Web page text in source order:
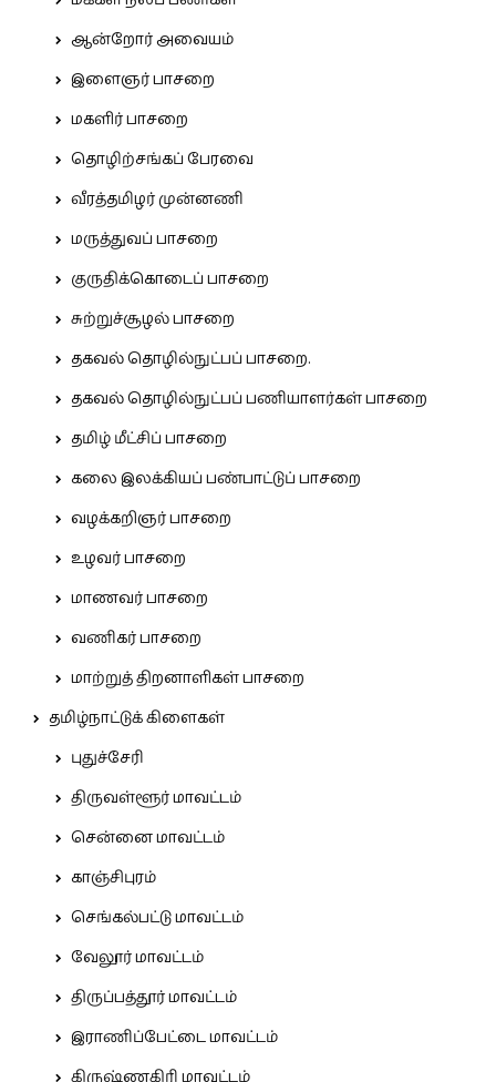
ஆன்றோர் அவையம்
இளைஞர் பாசறை
மகளிர் பாசறை
தொழிற்சங்கப் பேரவை
வீரத்தமிழர் முன்னணி
மருத்துவப் பாசறை
குருதிக்கொடைப் பாசறை
சுற்றுச்சூழல் பாசறை
தகவல் தொழில்நுட்பப் பாசறை.
தகவல் தொழில்நுட்பப் பணியாளர்கள் பாசறை
தமிழ் மீட்சிப் பாசறை
கலை இலக்கியப் பண்பாட்டுப் பாசறை
வழக்கறிஞர் பாசறை
உழவர் பாசறை
மாணவர் பாசறை
வணிகர் பாசறை
மாற்றுத் திறனாளிகள் பாசறை
தமிழ்நாட்டுக் கிளைகள்
புதுச்சேரி
திருவள்ளூர் மாவட்டம்
சென்னை மாவட்டம்
காஞ்சிபுரம்
செங்கல்பட்டு மாவட்டம்
வேலூர் மாவட்டம்
திருப்பத்தூர் மாவட்டம்
இராணிப்பேட்டை மாவட்டம்